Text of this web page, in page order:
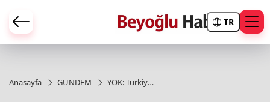
TR
Anasayfa GÜNDEM
YÖK: Türkiye-